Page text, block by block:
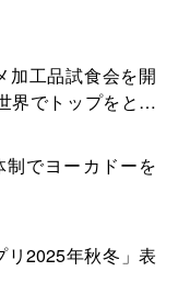
加工品試食会を開
界でトップをとれ
の拡大を」
でヨーカドーを
2025年秋冬」表